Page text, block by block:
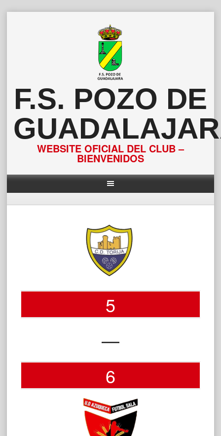
F.S. POZO DE
WEBSITE OFICIAL DEL CLUB –
BIENVENIDOS
5
—
6